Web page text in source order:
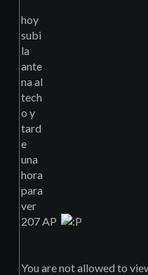
hoy
subi
la
ante
na al
tech
o y
tard
e
una
hora
para
ver
207 AP
You are not allowed to